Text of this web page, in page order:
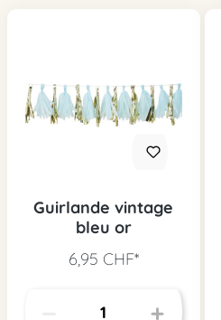
Guirlande vintage
bleu or
6,95 CHF*